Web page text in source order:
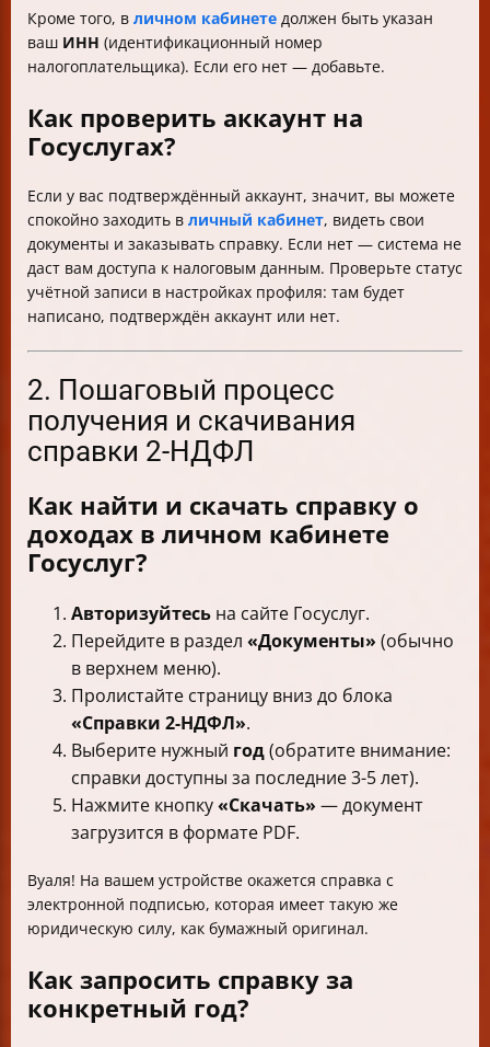
Кроме того, в личном кабинете должен быть указан
ваш ИНН (идентификационный номер
налогоплательщика). Если его нет — добавьте.
Как проверить аккаунт на
Госуслугах?
Если у вас подтверждённый аккаунт, значит, вы можете
спокойно заходить в личный кабинет, видеть свои
документы и заказывать справку. Если нет — система не
даст вам доступа к налоговым данным. Проверьте статус
учётной записи в настройках профиля: там будет
написано, подтверждён аккаунт или нет.
2. Пошаговый процесс
получения и скачивания
справки 2-НДФЛ
Как найти и скачать справку о
доходах в личном кабинете
Госуслуг?
Авторизуйтесь на сайте Госуслуг.
Перейдите в раздел «Документы» (обычно
в верхнем меню).
Пролистайте страницу вниз до блока
«Справки 2-НДФЛ».
Выберите нужный год(обратите внимание:
справки доступны за последние 3-5 лет).
Нажмите кнопку«Скачать» — документ
загрузится в формате PDF.
Вуаля! На вашем устройстве окажется справка с
электронной подписью, которая имеет такую же
юридическую силу, как бумажный оригинал.
Как запросить справку за
конкретный год?